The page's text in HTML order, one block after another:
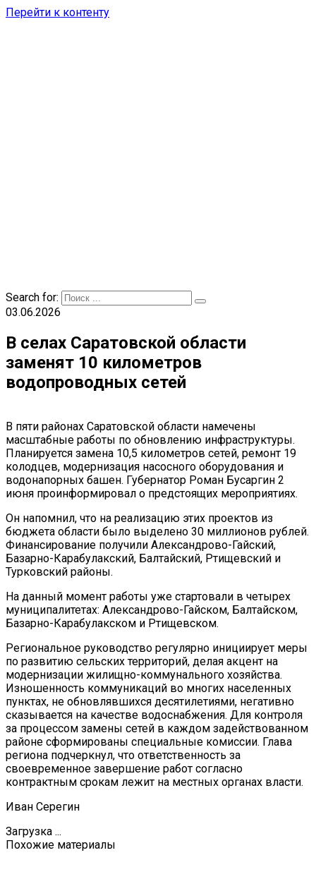
Перейти к контенту
Search for:
03.06.2026
В селах Саратовской области
заменят 10 километров
водопроводных сетей
В пяти районах Саратовской области намечены
масштабные работы по обновлению инфраструктуры.
Планируется замена 10,5 километров сетей, ремонт 19
колодцев, модернизация насосного оборудования и
водонапорных башен. Губернатор Роман Бусаргин 2
июня проинформировал о предстоящих мероприятиях.
Он напомнил, что на реализацию этих проектов из
бюджета области было выделено 30 миллионов рублей.
Финансирование получили Александрово-Гайский,
Базарно-Карабулакский, Балтайский, Ртищевский и
Турковский районы.
На данный момент работы уже стартовали в четырех
муниципалитетах: Александрово-Гайском, Балтайском,
Базарно-Карабулакском и Ртищевском.
Региональное руководство регулярно инициирует меры
по развитию сельских территорий, делая акцент на
модернизации жилищно-коммунального хозяйства.
Изношенность коммуникаций во многих населенных
пунктах, не обновлявшихся десятилетиями, негативно
сказывается на качестве водоснабжения. Для контроля
за процессом замены сетей в каждом задействованном
районе сформированы специальные комиссии. Глава
региона подчеркнул, что ответственность за
своевременное завершение работ согласно
контрактным срокам лежит на местных органах власти.
Иван Серегин
Загрузка ...
Похожие материалы